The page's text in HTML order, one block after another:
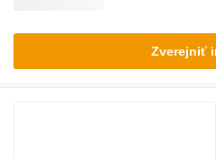
Zverejniť